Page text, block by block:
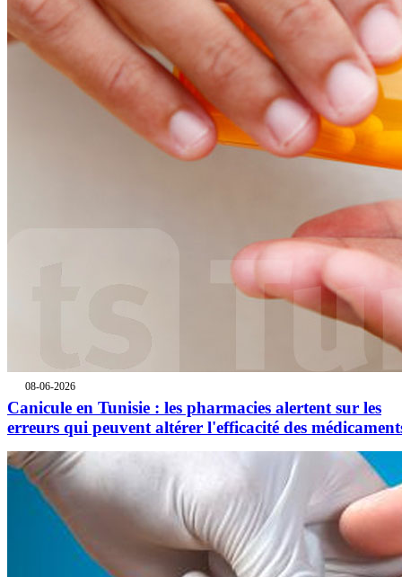
08-06-2026
Canicule en Tunisie : les pharmacies alertent sur les
erreurs qui peuvent altérer l'efficacité des